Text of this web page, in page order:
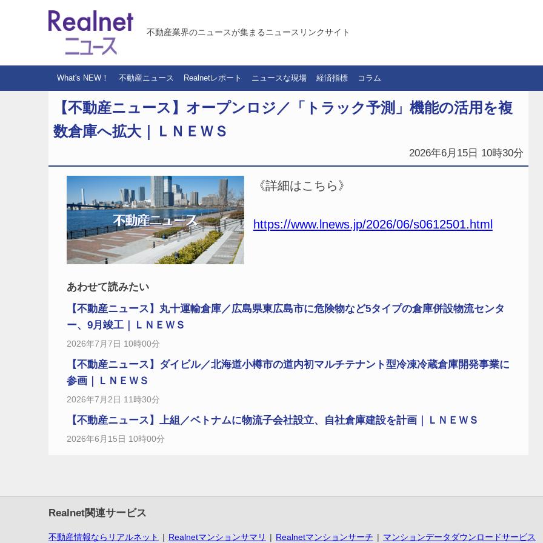
不動産業界のニュースが集まるニュースリンクサイト
What's NEW！ 不動産ニュース Realnetレポート ニュースな現場 経済指標 コラム
【不動産ニュース】オープンロジ／「トラック予測」機能の活用を複
数倉庫へ拡大｜ＬＮＥＷＳ
2026年6月15日 10時30分
《詳細はこちら》
https://www.lnews.jp/2026/06/s0612501.html
あわせて読みたい
【不動産ニュース】丸十運輸倉庫／広島県東広島市に危険物など5タイプの倉庫併設物流センタ
ー、9月竣工｜ＬＮＥＷＳ
2026年7月7日 10時00分
【不動産ニュース】ダイビル／北海道小樽市の道内初マルチテナント型冷凍冷蔵倉庫開発事業に
参画｜ＬＮＥＷＳ
2026年7月2日 11時30分
【不動産ニュース】上組／ベトナムに物流子会社設立、自社倉庫建設を計画｜ＬＮＥＷＳ
2026年6月15日 10時00分
Realnet関連サービス
不動産情報ならリアルネット Realnetマンションサマリ Realnetマンションサーチ マンションデータダウンロードサービス